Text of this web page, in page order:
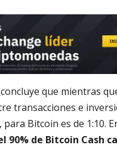
que mientras
transacciones e
Bitcoin es de 1:10.
90% de Bitcoin Cash